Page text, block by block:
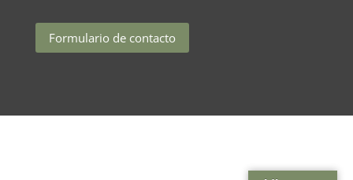
Formulario de contacto